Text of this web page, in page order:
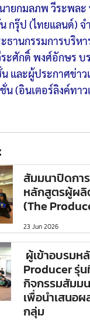
ายกมลภพ วีระพละ
กรุ๊ป (ไทยแลนด์)
ธานกรรมการบริห
ะศักดิ์ พงศ์อักษร บ
และผู้ประกาศข่าว
(อินเตอร์ลิงค์ทาว
สัมมนาปิดกา
หลักสูตรผู้ผลิ
(The
23 Jun 2026
ผู้เข้าอบรมห
Producer รุ่น
กิจกรรมสัมม
เพื่อนำเสนอ
กลุ่ม